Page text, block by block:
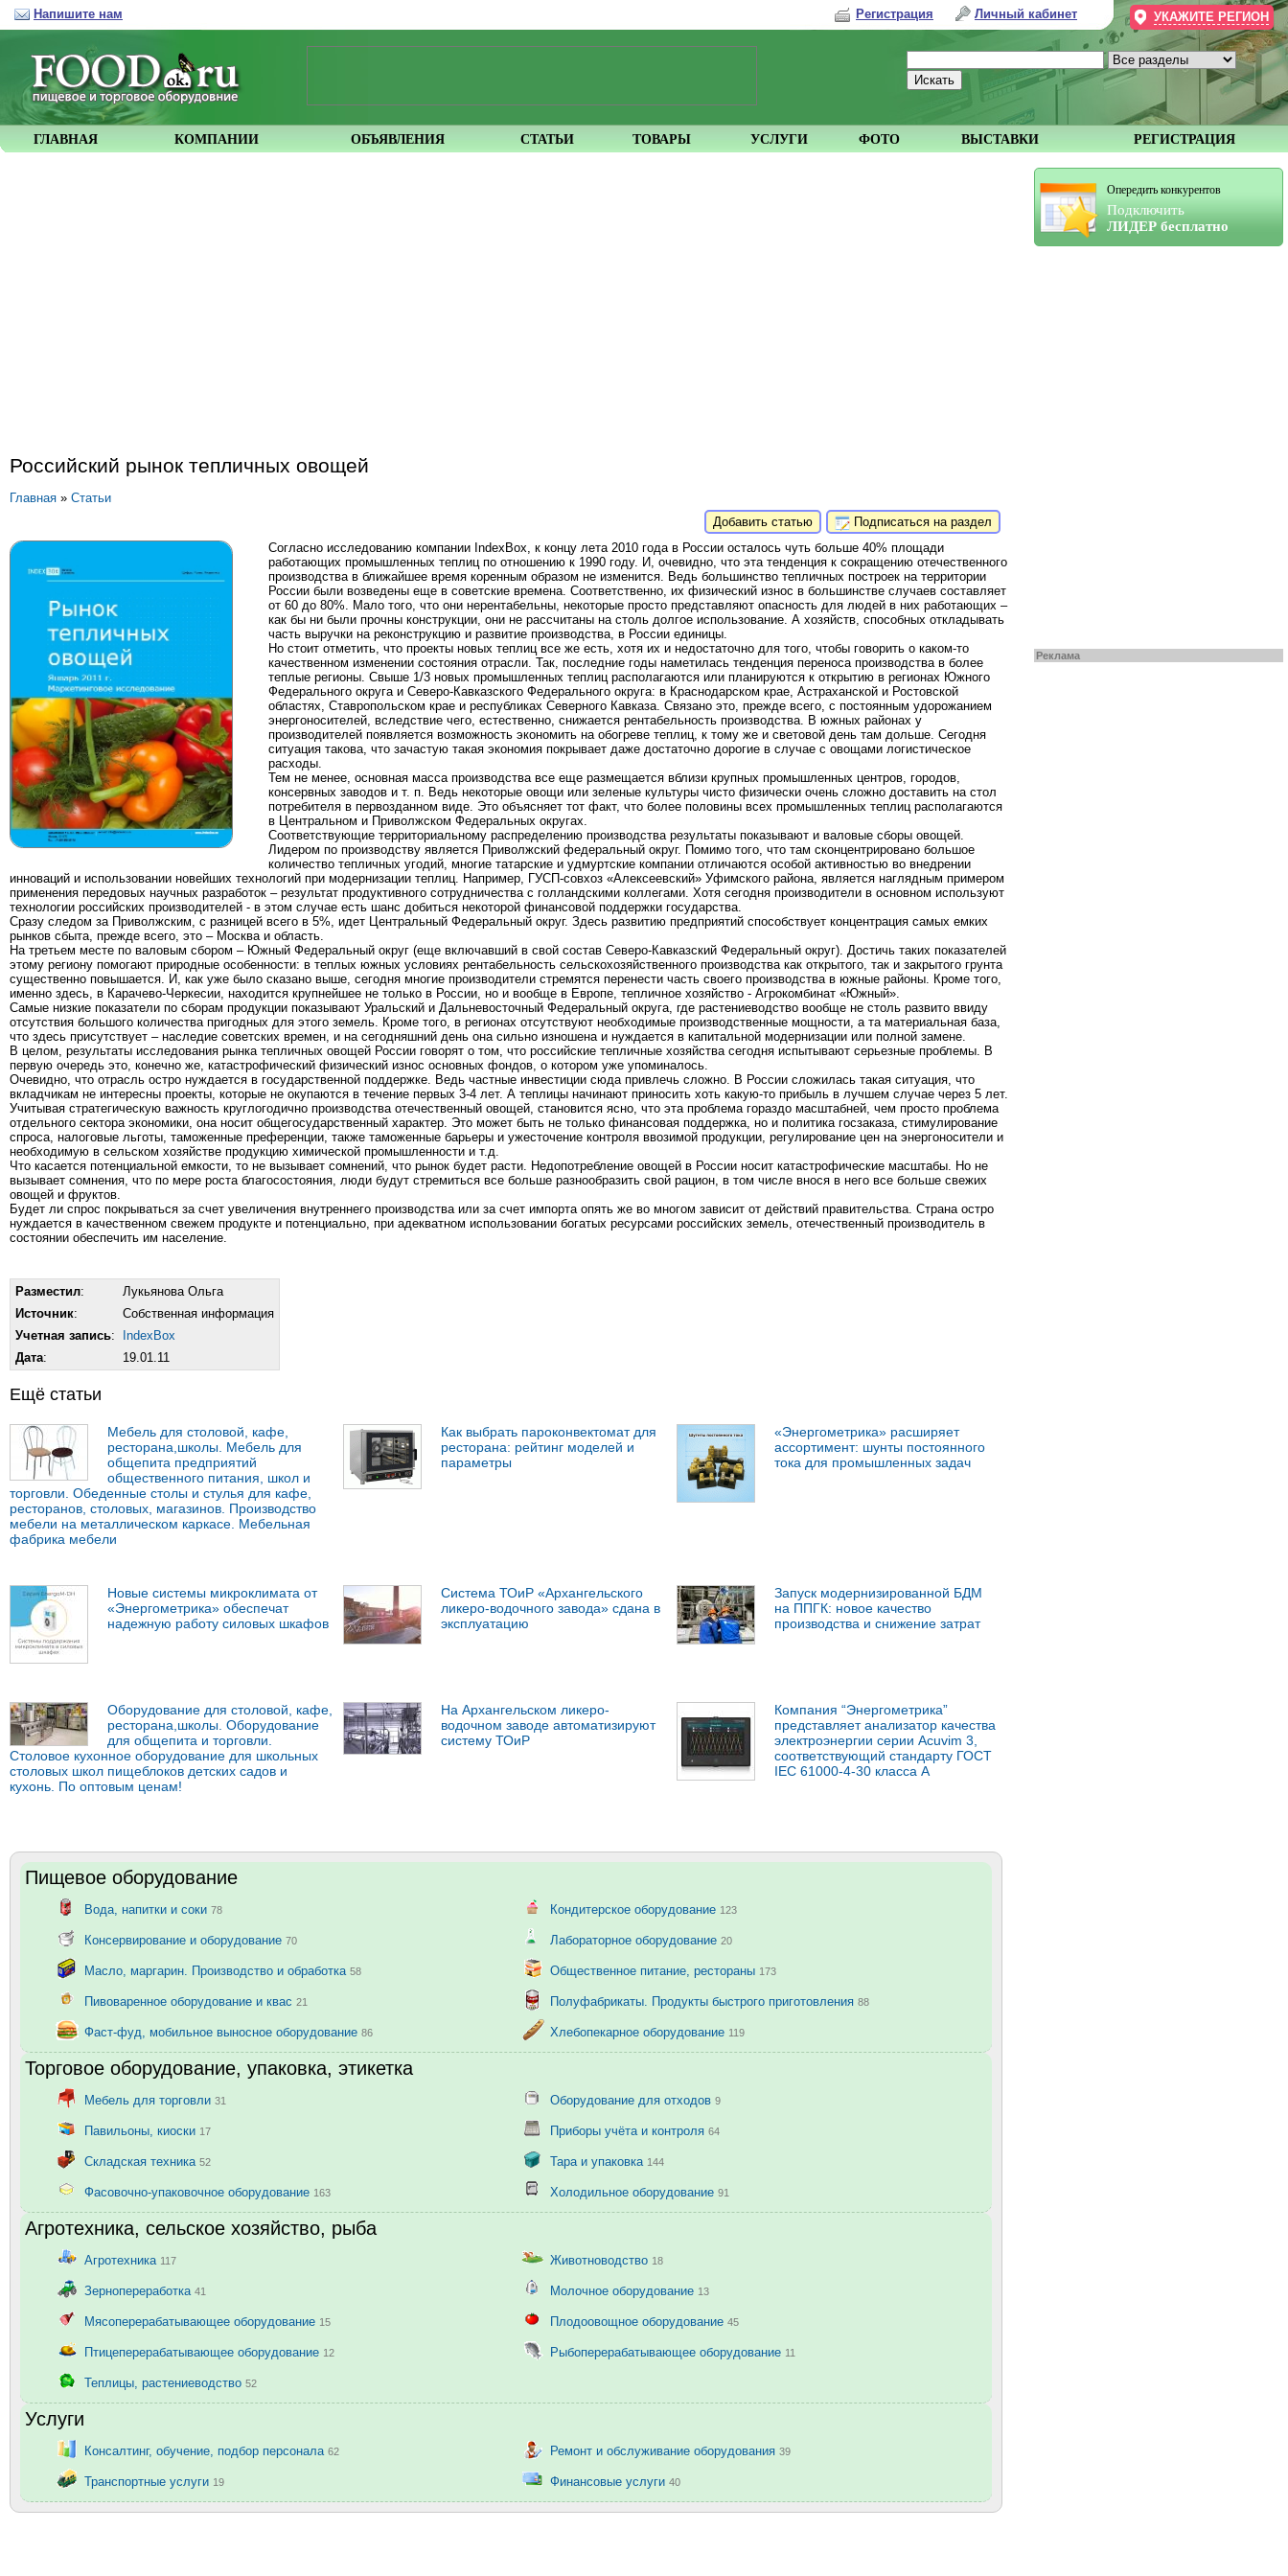
Опередить конкурентов
Подключить
ЛИДЕР бесплатно
Реклама
Российский рынок тепличных овощей
Главная » Статьи
Добавить статью
Подписаться на раздел
Согласно исследованию компании IndexBox, к концу лета 2010 года в России осталось чуть больше 40% площади
работающих промышленных теплиц по отношению к 1990 году. И, очевидно, что эта тенденция к сокращению отечественного
производства в ближайшее время коренным образом не изменится. Ведь большинство тепличных построек на территории
России были возведены еще в советские времена. Соответственно, их физический износ в большинстве случаев составляет
от 60 до 80%. Мало того, что они нерентабельны, некоторые просто представляют опасность для людей в них работающих –
как бы ни были прочны конструкции, они не рассчитаны на столь долгое использование. А хозяйств, способных откладывать
часть выручки на реконструкцию и развитие производства, в России единицы.
Но стоит отметить, что проекты новых теплиц все же есть, хотя их и недостаточно для того, чтобы говорить о каком-то
качественном изменении состояния отрасли. Так, последние годы наметилась тенденция переноса производства в более
теплые регионы. Свыше 1/3 новых промышленных теплиц располагаются или планируются к открытию в регионах Южного
Федерального округа и Северо-Кавказского Федерального округа: в Краснодарском крае, Астраханской и Ростовской
областях, Ставропольском крае и республиках Северного Кавказа. Связано это, прежде всего, с постоянным удорожанием
энергоносителей, вследствие чего, естественно, снижается рентабельность производства. В южных районах у
производителей появляется возможность экономить на обогреве теплиц, к тому же и световой день там дольше. Сегодня
ситуация такова, что зачастую такая экономия покрывает даже достаточно дорогие в случае с овощами логистическое
расходы.
Тем не менее, основная масса производства все еще размещается вблизи крупных промышленных центров, городов,
консервных заводов и т. п. Ведь некоторые овощи или зеленые культуры чисто физически очень сложно доставить на стол
потребителя в первозданном виде. Это объясняет тот факт, что более половины всех промышленных теплиц располагаются
в Центральном и Приволжском Федеральных округах.
Соответствующие территориальному распределению производства результаты показывают и валовые сборы овощей.
Лидером по производству является Приволжский федеральный округ. Помимо того, что там сконцентрировано большое
количество тепличных угодий, многие татарские и удмуртские компании отличаются особой активностью во внедрении
инноваций и использовании новейших технологий при модернизации теплиц. Например, ГУСП-совхоз «Алексеевский» Уфимского района, является наглядным примером
применения передовых научных разработок – результат продуктивного сотрудничества с голландскими коллегами. Хотя сегодня производители в основном используют
технологии российских производителей - в этом случае есть шанс добиться некоторой финансовой поддержки государства.
Сразу следом за Приволжским, с разницей всего в 5%, идет Центральный Федеральный округ. Здесь развитию предприятий способствует концентрация самых емких
рынков сбыта, прежде всего, это – Москва и область.
На третьем месте по валовым сбором – Южный Федеральный округ (еще включавший в свой состав Северо-Кавказский Федеральный округ). Достичь таких показателей
этому региону помогают природные особенности: в теплых южных условиях рентабельность сельскохозяйственного производства как открытого, так и закрытого грунта
существенно повышается. И, как уже было сказано выше, сегодня многие производители стремятся перенести часть своего производства в южные районы. Кроме того,
именно здесь, в Карачево-Черкесии, находится крупнейшее не только в России, но и вообще в Европе, тепличное хозяйство - Агрокомбинат «Южный».
Самые низкие показатели по сборам продукции показывают Уральский и Дальневосточный Федеральный округа, где растениеводство вообще не столь развито ввиду
отсутствия большого количества пригодных для этого земель. Кроме того, в регионах отсутствуют необходимые производственные мощности, а та материальная база,
что здесь присутствует – наследие советских времен, и на сегодняшний день она сильно изношена и нуждается в капитальной модернизации или полной замене.
В целом, результаты исследования рынка тепличных овощей России говорят о том, что российские тепличные хозяйства сегодня испытывают серьезные проблемы. В
первую очередь это, конечно же, катастрофический физический износ основных фондов, о котором уже упоминалось.
Очевидно, что отрасль остро нуждается в государственной поддержке. Ведь частные инвестиции сюда привлечь сложно. В России сложилась такая ситуация, что
вкладчикам не интересны проекты, которые не окупаются в течение первых 3-4 лет. А теплицы начинают приносить хоть какую-то прибыль в лучшем случае через 5 лет.
Учитывая стратегическую важность круглогодично производства отечественный овощей, становится ясно, что эта проблема гораздо масштабней, чем просто проблема
отдельного сектора экономики, она носит общегосударственный характер. Это может быть не только финансовая поддержка, но и политика госзаказа, стимулирование
спроса, налоговые льготы, таможенные преференции, также таможенные барьеры и ужесточение контроля ввозимой продукции, регулирование цен на энергоносители и
необходимую в сельском хозяйстве продукцию химической промышленности и т.д.
Что касается потенциальной емкости, то не вызывает сомнений, что рынок будет расти. Недопотребление овощей в России носит катастрофические масштабы. Но не
вызывает сомнения, что по мере роста благосостояния, люди будут стремиться все больше разнообразить свой рацион, в том числе внося в него все больше свежих
овощей и фруктов.
Будет ли спрос покрываться за счет увеличения внутреннего производства или за счет импорта опять же во многом зависит от действий правительства. Страна остро
нуждается в качественном свежем продукте и потенциально, при адекватном использовании богатых ресурсами российских земель, отечественный производитель в
состоянии обеспечить им население.
Разместил:
Лукьянова Ольга
Источник:
Собственная информация
Учетная запись:
IndexBox
Дата: 19.01.11
Ещё статьи
Мебель для столовой, кафе,
ресторана,школы. Мебель для
общепита предприятий
общественного питания, школ и
торговли. Обеденные столы и стулья для кафе,
ресторанов, столовых, магазинов. Производство
мебели на металлическом каркасе. Мебельная
фабрика мебели
Как выбрать пароконвектомат для
ресторана: рейтинг моделей и
параметры
«Энергометрика» расширяет
ассортимент: шунты постоянного
тока для промышленных задач
Новые системы микроклимата от
«Энергометрика» обеспечат
надежную работу силовых шкафов
Система ТОиР «Архангельского
ликеро-водочного завода» сдана в
эксплуатацию
Запуск модернизированной БДМ
на ППГК: новое качество
производства и снижение затрат
Оборудование для столовой, кафе,
ресторана,школы. Оборудование
для общепита и торговли.
Столовое кухонное оборудование для школьных
столовых школ пищеблоков детских садов и
кухонь. По оптовым ценам!
На Архангельском ликеро-
водочном заводе автоматизируют
систему ТОиР
Компания “Энергометрика”
представляет анализатор качества
электроэнергии серии Acuvim 3,
соответствующий стандарту ГОСТ
IEC 61000-4-30 класса А
Пищевое оборудование
Вода, напитки и соки 78 Кондитерское оборудование 123
Консервирование и оборудование 70 Лабораторное оборудование 20
Масло, маргарин. Производство и обработка 58 Общественное питание, рестораны 173
Пивоваренное оборудование и квас 21 Полуфабрикаты. Продукты быстрого приготовления 88
Фаст-фуд, мобильное выносное оборудование 86 Хлебопекарное оборудование 119
Торговое оборудование, упаковка, этикетка
Мебель для торговли 31 Оборудование для отходов 9
Павильоны, киоски 17 Приборы учёта и контроля 64
Складская техника 52 Тара и упаковка 144
Фасовочно-упаковочное оборудование 163 Холодильное оборудование 91
Агротехника, сельское хозяйство, рыба
Агротехника 117 Животноводство 18
Зернопереработка 41 Молочное оборудование 13
Мясоперерабатывающее оборудование 15 Плодоовощное оборудование 45
Птицеперерабатывающее оборудование 12 Рыбоперерабатывающее оборудование 11
Теплицы, растениеводство 52
Услуги
Консалтинг, обучение, подбор персонала 62 Ремонт и обслуживание оборудования 39
Транспортные услуги 19 Финансовые услуги 40
ГЛАВНАЯ КОМПАНИИ ОБЪЯВЛЕНИЯ СТАТЬИ ТОВАРЫ УСЛУГИ ФОТО ВЫСТАВКИ РЕГИСТРАЦИЯ
Напишите нам Личный кабинет
Регистрация УКАЖИТЕ РЕГИОН